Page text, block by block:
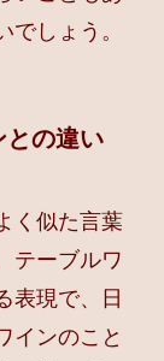
しょう。
との違い
く似た言葉
テーブルワ
表現で、日
インのこと